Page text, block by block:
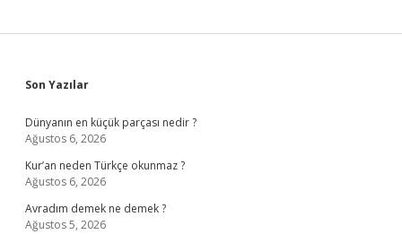
Sidebar
Son Yazılar
Dünyanın en küçük parçası nedir ?
Ağustos 6, 2026
Kur’an neden Türkçe okunmaz ?
Ağustos 6, 2026
Avradım demek ne demek ?
Ağustos 5, 2026